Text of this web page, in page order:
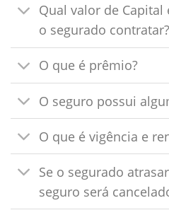
Qual valor de Capital
o segurado contratar?
O que é prêmio?
O seguro possui
O que é vigência e
Se o segurado
seguro será